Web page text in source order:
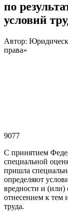
по
условий
Автор:
права»
9077
С принятием
специальной
пришла
определяют
вредности и (или)
отнесением к тем
труда.